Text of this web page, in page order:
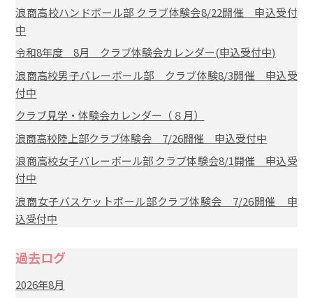
浪商高校ハンドボール部 クラブ体験会8/22開催 申込受付
中
令和8年度 8月 クラブ体験会カレンダー(申込受付中)
浪商高校男子バレーボール部 クラブ体験8/3開催 申込受
付中
クラブ見学・体験会カレンダー（８月）
浪商高校陸上部クラブ体験会 7/26開催 申込受付中
浪商高校女子バレーボール部 クラブ体験会8/1開催 申込受
付中
浪商女子バスケットボール部クラブ体験会 7/26開催 申
込受付中
過去ログ
2026年8月